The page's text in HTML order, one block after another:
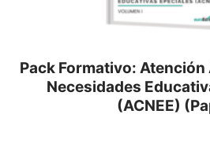
Pack Formativo:
Necesidades
(ACNEE)